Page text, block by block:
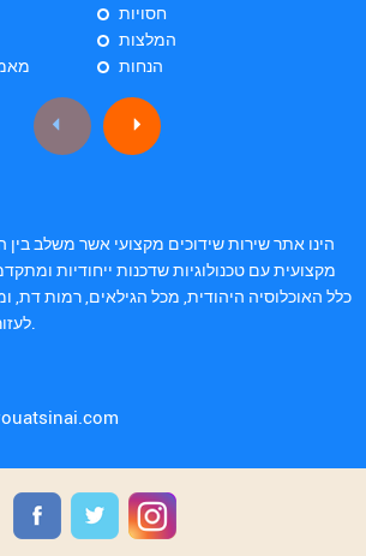
חסויות
המלצות
הנחות
הינו אתר שירות שידוכים מקצועי אשר משלב
מקצועית עם טכנולוגיות שדכנות ייחודיות
כלל האוכלוסיה היהודית, מכל הגילאים, רמות דת,
לעזור להם למצוא את זיווגם.